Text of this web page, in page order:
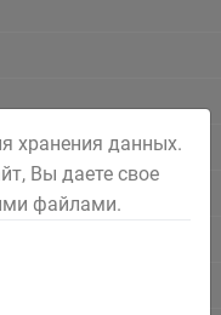
занятости
хранения данных.
Вы даете свое
файлами.